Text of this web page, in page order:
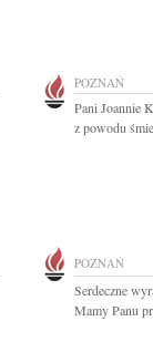
POZNAŃ
Pani Joannie
z powodu
POZNAŃ
Serdeczne
Mamy Panu